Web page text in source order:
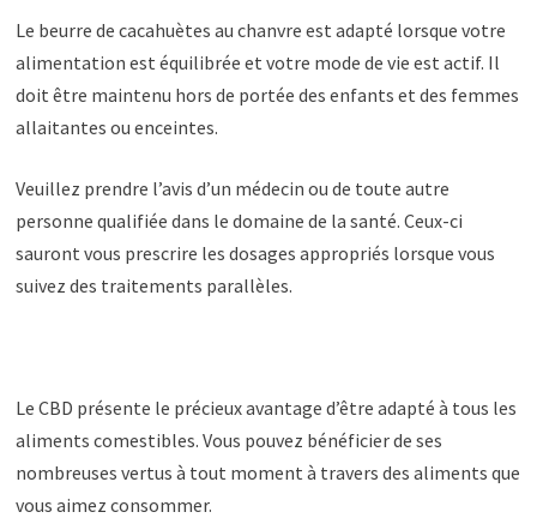
Le beurre de cacahuètes au chanvre est adapté lorsque votre
alimentation est équilibrée et votre mode de vie est actif. Il
doit être maintenu hors de portée des enfants et des femmes
allaitantes ou enceintes.
Veuillez prendre l’avis d’un médecin ou de toute autre
personne qualifiée dans le domaine de la santé. Ceux-ci
sauront vous prescrire les dosages appropriés lorsque vous
suivez des traitements parallèles.
Le CBD présente le précieux avantage d’être adapté à tous les
aliments comestibles. Vous pouvez bénéficier de ses
nombreuses vertus à tout moment à travers des aliments que
vous aimez consommer.